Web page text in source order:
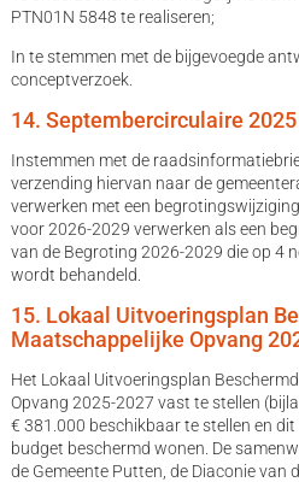
PTN01N 5848 te realiseren;
In te stemmen met de bijgevoegde
conceptverzoek.
14. Septembercirculaire 2025
Instemmen met de
verzending hiervan naar de
verwerken met een
voor 2026-2029 verwerken als een
van de Begroting 2026-2029 die op 4
wordt behandeld.
15. Lokaal Uitvoeringsplan
Maatschappelijke Opvang
Het Lokaal Uitvoeringsplan
Opvang 2025-2027 vast te stellen
€ 381.000 beschikbaar te stellen en
budget beschermd wonen. De
de Gemeente Putten, de Diaconie van